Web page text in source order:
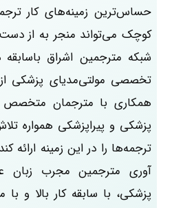
حساس‌ترین زمینه‌های کار
کوچک می‌تواند منجر به از
شبکه مترجمین اشراق
تخصصی مولتی‌مدیای پزشکی
همکاری با مترجمان متخصص
پزشکی و پیراپزشکی همواره
ترجمه‌ها را در این زمینه ارائه
آوری مترجمین مجرب
پزشکی، با سابقه کار بالا و با